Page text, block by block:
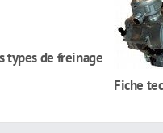
types de freinage
Fiche